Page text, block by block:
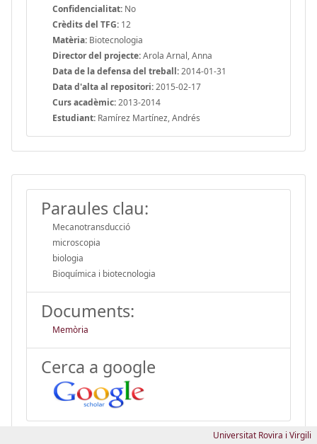
Confidencialitat: No
Crèdits del TFG: 12
Matèria: Biotecnologia
Director del projecte:Arola Arnal, Anna
Data de la defensa del treball:2014-01-31
Data d'alta al repositori:2015-02-17
Curs acadèmic:2013-2014
Estudiant: Ramírez Martínez, Andrés
Paraules clau:
Mecanotransducció
microscopia
biologia
Bioquímica i biotecnologia
Documents:
Memòria
Cerca a google
Universitat Rovira i Virgili